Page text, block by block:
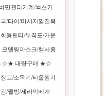
만관리기계/썩션기
/타이/마사지찜질복
용팬티/부직포/가운
모델링마스크/행사중
대량구매 ★☆
고/소독기/타올찜기
/웰빙/세라믹베개